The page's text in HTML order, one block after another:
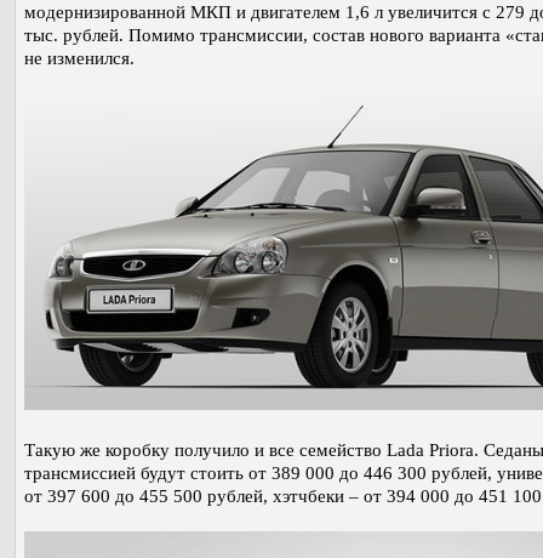
модернизированной МКП и двигателем 1,6 л увеличится с 279
тыс. рублей. Помимо трансмиссии, состав нового варианта
не изменился.
Такую же коробку получило и все семейство Lada Priora.
трансмиссией будут стоить от 389 000 до 446 300 рублей,
от 397 600 до 455 500 рублей, хэтчбеки – от 394 000 до 451